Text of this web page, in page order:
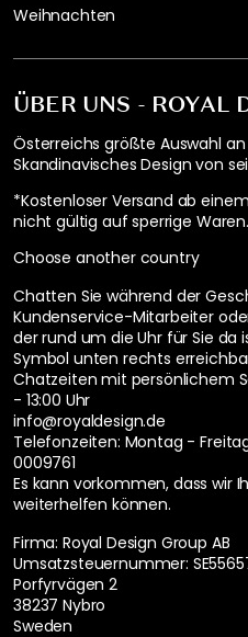
ÜBER UNS - ROYAL
Österreichs größte Auswahl
Skandinavisches Design von
*Kostenloser Versand ab
nicht gültig auf sperrige Waren.
Choose another country
Chatten Sie während der
Kundenservice-Mitarbeiter
der rund um die Uhr für Sie da
Symbol unten rechts
Chatzeiten mit persönlichem
- 13:00 Uhr
info@royaldesign.de
Telefonzeiten: Montag -
0009761
Es kann vorkommen, dass wir
weiterhelfen können.
Firma: Royal Design Group AB
Umsatzsteuernummer:
Porfyrvägen 2
38237 Nybro
Sweden
Weihnachten